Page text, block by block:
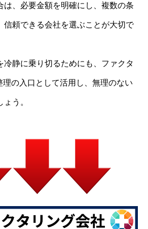
は、必要金額を明確にし、複数の条
信頼できる会社を選ぶことが大切で
冷静に乗り切るためにも、ファクタ
理の入口として活用し、無理のない
う。